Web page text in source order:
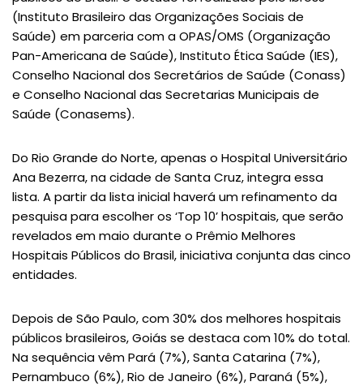
(Instituto Brasileiro das Organizações Sociais de
Saúde) em parceria com a OPAS/OMS (Organização
Pan-Americana de Saúde), Instituto Ética Saúde (IES),
Conselho Nacional dos Secretários de Saúde (Conass)
e Conselho Nacional das Secretarias Municipais de
Saúde (Conasems).
Do Rio Grande do Norte, apenas o Hospital Universitário
Ana Bezerra, na cidade de Santa Cruz, integra essa
lista. A partir da lista inicial haverá um refinamento da
pesquisa para escolher os ‘Top 10’ hospitais, que serão
revelados em maio durante o Prêmio Melhores
Hospitais Públicos do Brasil, iniciativa conjunta das cinco
entidades.
Depois de São Paulo, com 30% dos melhores hospitais
públicos brasileiros, Goiás se destaca com 10% do total.
Na sequência vêm Pará (7%), Santa Catarina (7%),
Pernambuco (6%), Rio de Janeiro (6%), Paraná (5%),